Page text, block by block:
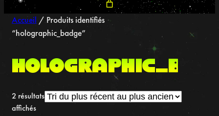
Accueil / Produits identifiés
“holographic_badge”
2 résultats
affichésTrié